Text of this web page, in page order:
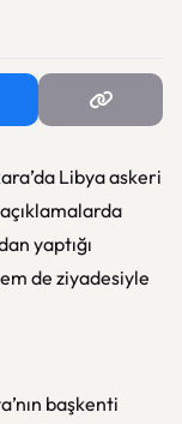
Libya askeri
yaptığı
de ziyadesiyle
başkenti